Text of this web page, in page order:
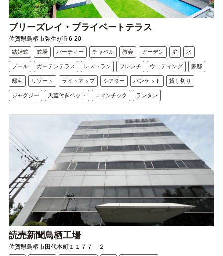
ブリーズレイ・プライベートテラス
佐賀県鳥栖市弥生が丘6-20
結婚式 式場 パーティー チャペル 教会 ガーデン 庭 水
プール ガーデンテラス レストラン フレンチ ウェディング 豪邸
邸宅 リゾート ライトアップ シアター バンケット 貸し切り
ジャグジー 天蓋付きベット ロマンチック ランタン
読売新聞鳥栖工場
佐賀県鳥栖市田代本町１１７７－２